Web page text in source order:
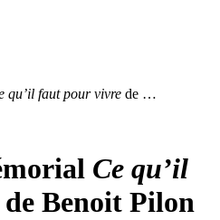
qu’il faut pour vivre de …
Ce qu’il
de Benoit Pilon